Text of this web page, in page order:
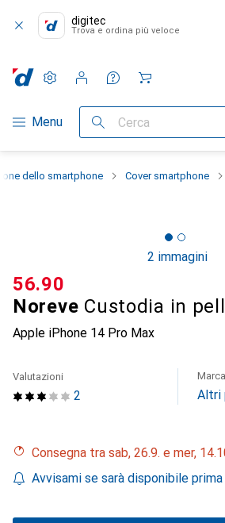
digitec
Trova e ordina più veloce
Categoria Navigazione
Menu Cerca
Impostazioni
Conto cliente
Liste di confronto
Liste dei desideri
Carrello
dello smartphone Cover smartphone
2 immagini
Noreve Custodia in
Apple iPhone 14 Pro Max
CHF
56.90
2
Valutazioni Marca
Altri
Consegna tra sab, 26.9. e mer,
Avvisami se sarà disponibile prima